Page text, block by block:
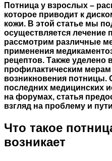
Потница у взрослых –
которое приводит к
кожи. В этой статье мы
осуществляется лечение
рассмотрим различные
применения
рецептов. Также уделено
профилактическим
возникновения потницы.
последних медицинских
на форумах, статья
взгляд на проблему и
Что такое
возникает